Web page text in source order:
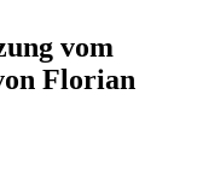
vom
Florian